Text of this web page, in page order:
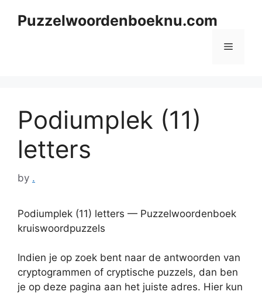
Puzzelwoordenboeknu.com
Menu
Podiumplek (11)
letters
by .
Podiumplek (11) letters — Puzzelwoordenboek
kruiswoordpuzzels
Indien je op zoek bent naar de antwoorden van
cryptogrammen of cryptische puzzels, dan ben
je op deze pagina aan het juiste adres. Hier kun